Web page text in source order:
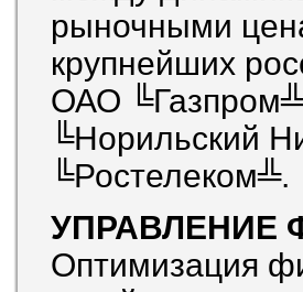
рыночными
крупнейших
ОАО
╚Норильский
╚Ростелеком╩.
УПРАВЛЕНИЕ
Оптимизация